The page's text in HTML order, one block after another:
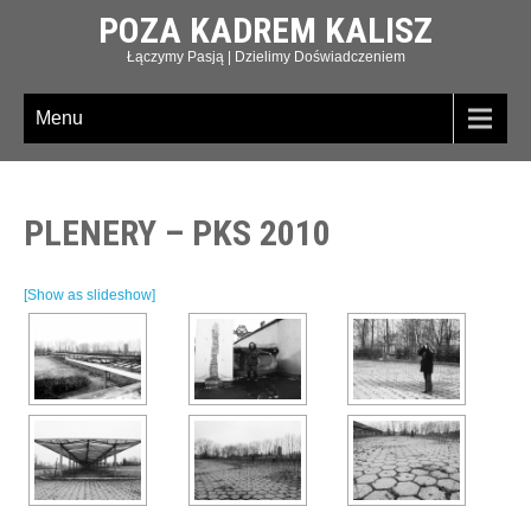
POZA KADREM KALISZ
Łączymy Pasją | Dzielimy Doświadczeniem
Menu
PLENERY – PKS 2010
[Show as slideshow]